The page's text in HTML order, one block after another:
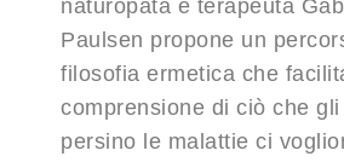
naturopata e terapeuta
Paulsen propone un
filosofia ermetica che
comprensione di ciò che
persino le malattie ci